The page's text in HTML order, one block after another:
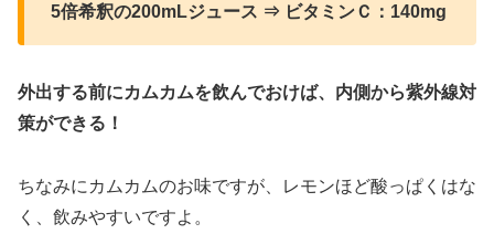
5倍希釈の200mLジュース ⇒ ビタミンＣ：140mg
外出する前にカムカムを飲んでおけば、内側から紫外線対
策ができる！
ちなみにカムカムのお味ですが、レモンほど酸っぱくはな
く、飲みやすいですよ。